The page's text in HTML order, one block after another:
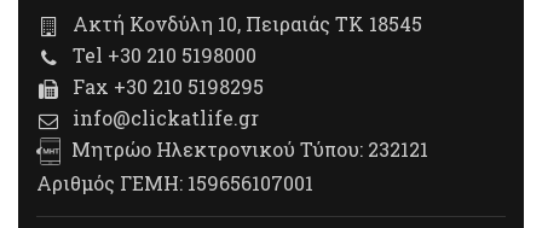
Ακτή Κονδύλη 10, Πειραιάς ΤΚ 18545
Tel +30 210 5198000
Fax +30 210 5198295
info@clickatlife.gr
Μητρώο Ηλεκτρονικού Τύπου: 232121
Αριθμός ΓΕΜΗ: 159656107001